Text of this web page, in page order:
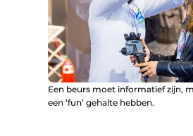
Een beurs moet informatief zijn,
een ‘fun’ gehalte hebben.